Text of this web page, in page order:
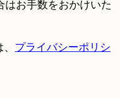
はお手数をおかけいた
プライバシーポリシ